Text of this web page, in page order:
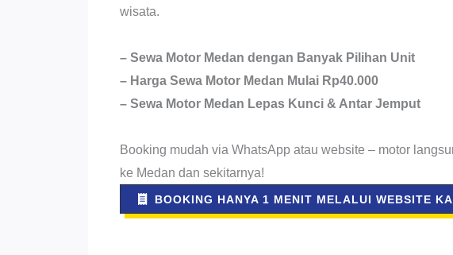
wisata.
– Sewa Motor Medan dengan Banyak Pilihan Unit
– Harga Sewa Motor Medan Mulai Rp40.000
– Sewa Motor Medan Lepas Kunci & Antar Jemput
Booking mudah via WhatsApp atau website – motor
ke Medan dan sekitarnya!
BOOKING HANYA 1 MENIT MELALUI WEBSITE